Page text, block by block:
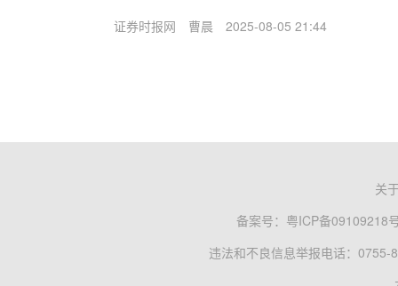
证券时报网 曹晨 2025-08-05 21:44
关
备案号： 粤ICP备09109218
违法和不良信息举报电话：0755-